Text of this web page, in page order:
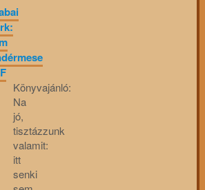
Könyvajánló:
Na
jó,
tisztázzunk
valamit:
itt
senki